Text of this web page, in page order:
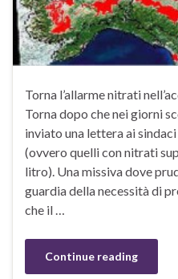
Torna l’allarme nitrati
Torna dopo che nei giorni
inviato una lettera ai
(ovvero quelli con nitrati
litro). Una missiva dove
guardia della necessità di
che il …
Continue reading